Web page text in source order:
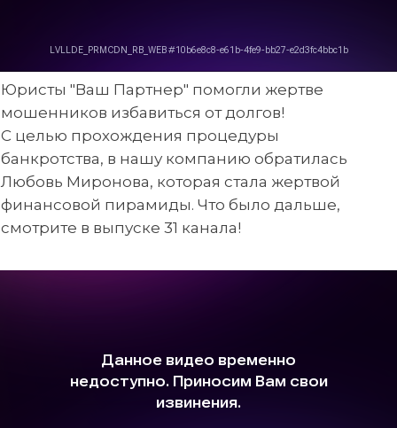
Юристы "Ваш Партнер" помогли жертве
мошенников избавиться от долгов!
С целью прохождения процедуры
банкротства, в нашу компанию обратилась
Любовь Миронова, которая стала жертвой
финансовой пирамиды. Что было дальше,
смотрите в выпуске 31 канала!